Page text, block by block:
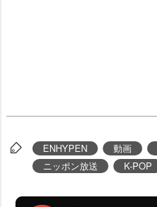
ENHYPEN 動画
ニッポン放送
K-POP